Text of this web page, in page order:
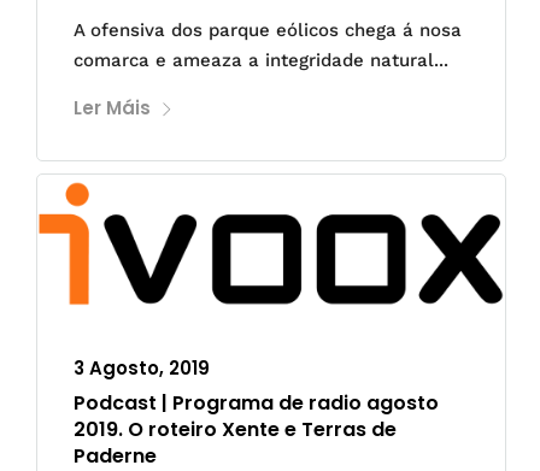
A ofensiva dos parque eólicos chega á nosa
comarca e ameaza a integridade natural...
Ler Máis
3 Agosto, 2019
Podcast | Programa de radio agosto
2019. O roteiro Xente e Terras de
Paderne